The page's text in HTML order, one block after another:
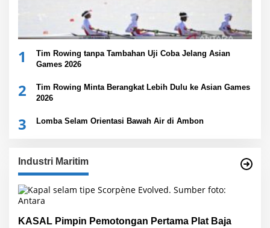
1
Tim Rowing tanpa Tambahan Uji Coba Jelang Asian
Games 2026
2
Tim Rowing Minta Berangkat Lebih Dulu ke Asian Games
2026
3 Lomba Selam Orientasi Bawah Air di Ambon
Industri Maritim
KASAL Pimpin Pemotongan Pertama Plat Baja